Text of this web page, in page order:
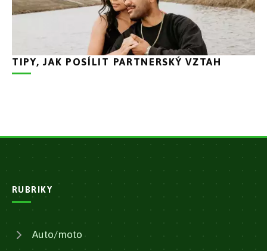
TIPY, JAK POSÍLIT PARTNERSKÝ VZTAH
RUBRIKY
Auto/moto